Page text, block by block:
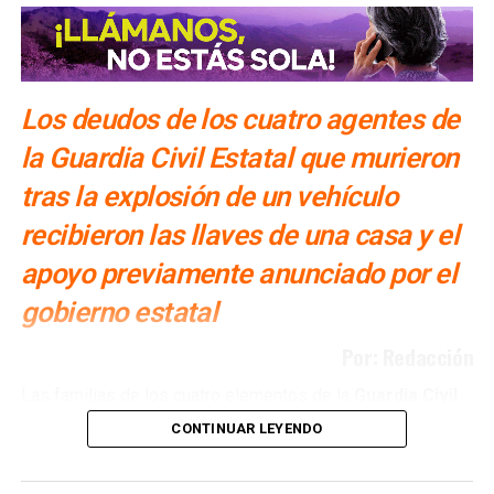
Ocho de los heridos son originarios deAxtla de
Terrazas, mientras que una persona proviene del
municipio de Santa Catarina.
También lee:Entregan viviendas a familias de elementos
Los deudos de los cuatro agentes de
la Guardia Civil Estatal que murieron
tras la explosión de un vehículo
recibieron las llaves de una casa y el
apoyo previamente anunciado por el
gobierno estatal
que murieron durante un ataque con un vehículo
explosivo en la delegación deLa Pilarecibieron una
CONTINUAR LEYENDO